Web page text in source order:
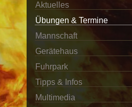
Aktuelles
Übungen & Termine
Mannschaft
Gerätehaus
Fuhrpark
Tipps & Infos
Multimedia